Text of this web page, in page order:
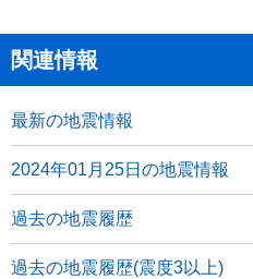
関連情報
最新の地震情報
2024年01月25日の地震情報
過去の地震履歴
過去の地震履歴(震度3以上)